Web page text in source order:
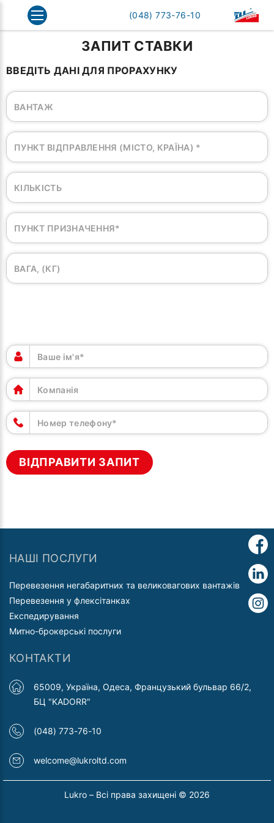
(048) 773-76-10
Головна
ЗАПИТ СТАВКИ
ВВЕДІТЬ ДАНІ ДЛЯ ПРОРАХУНКУ
ВІДПРАВИТИ ЗАПИТ
НАШІ ПОСЛУГИ
Перевезення негабаритних та великовагових вантажів
Перевезення у флексітанках
Експедирування
Митно-брокерські послуги
КОНТАКТИ
65009, Україна, Одеса, Французький бульвар 66/2,
БЦ "KADORR"
(048) 773-76-10
welcome@lukroltd.com
Lukro – Всі права захищені © 2026